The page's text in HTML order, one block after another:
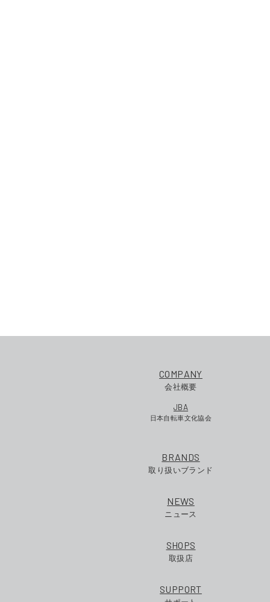
COMPANY
会社概要
JBA
日本自転車文化協会
BRANDS
取り扱いブランド
NEWS
ニュース
SHOPS
取扱店
SUPPORT